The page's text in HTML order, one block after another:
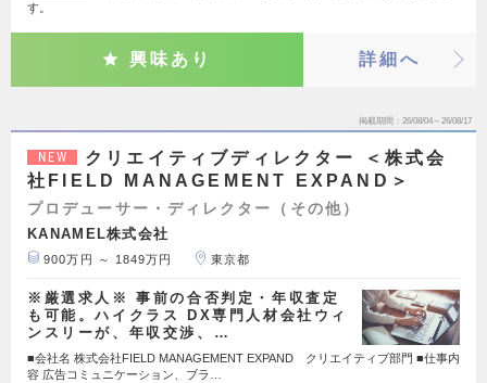
す。
興味あり 詳細へ
掲載期間 26/08/04～26/08/17
NEW
クリエイティブディレクター ＜株式会
社FIELD MANAGEMENT EXPAND＞
プロデューサー・ディレクター（その他）
KANAMEL株式会社
900万円 ～ 1849万円 東京都
※厳選求人※ 事前の合否判定・年収査定
も可能。ハイクラス DX専門人材会社ウィ
ンスリーが、年収交渉、…
■会社名 株式会社FIELD MANAGEMENT EXPAND クリエイティブ部門 ■仕事内
容 広告コミュニケーション、ブラ…